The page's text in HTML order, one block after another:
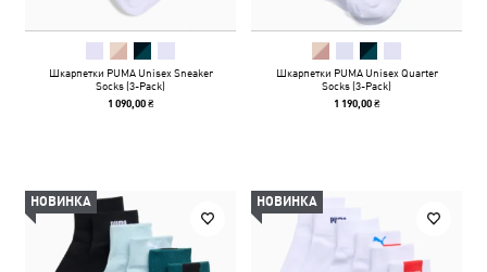
Шкарпетки PUMA Unisex Sneaker
Socks (3-Pack)
1 090,00 ₴
Шкарпетки PUMA Unisex Quarter
Socks (3-Pack)
1 190,00 ₴
НОВИНКА НОВИНКА